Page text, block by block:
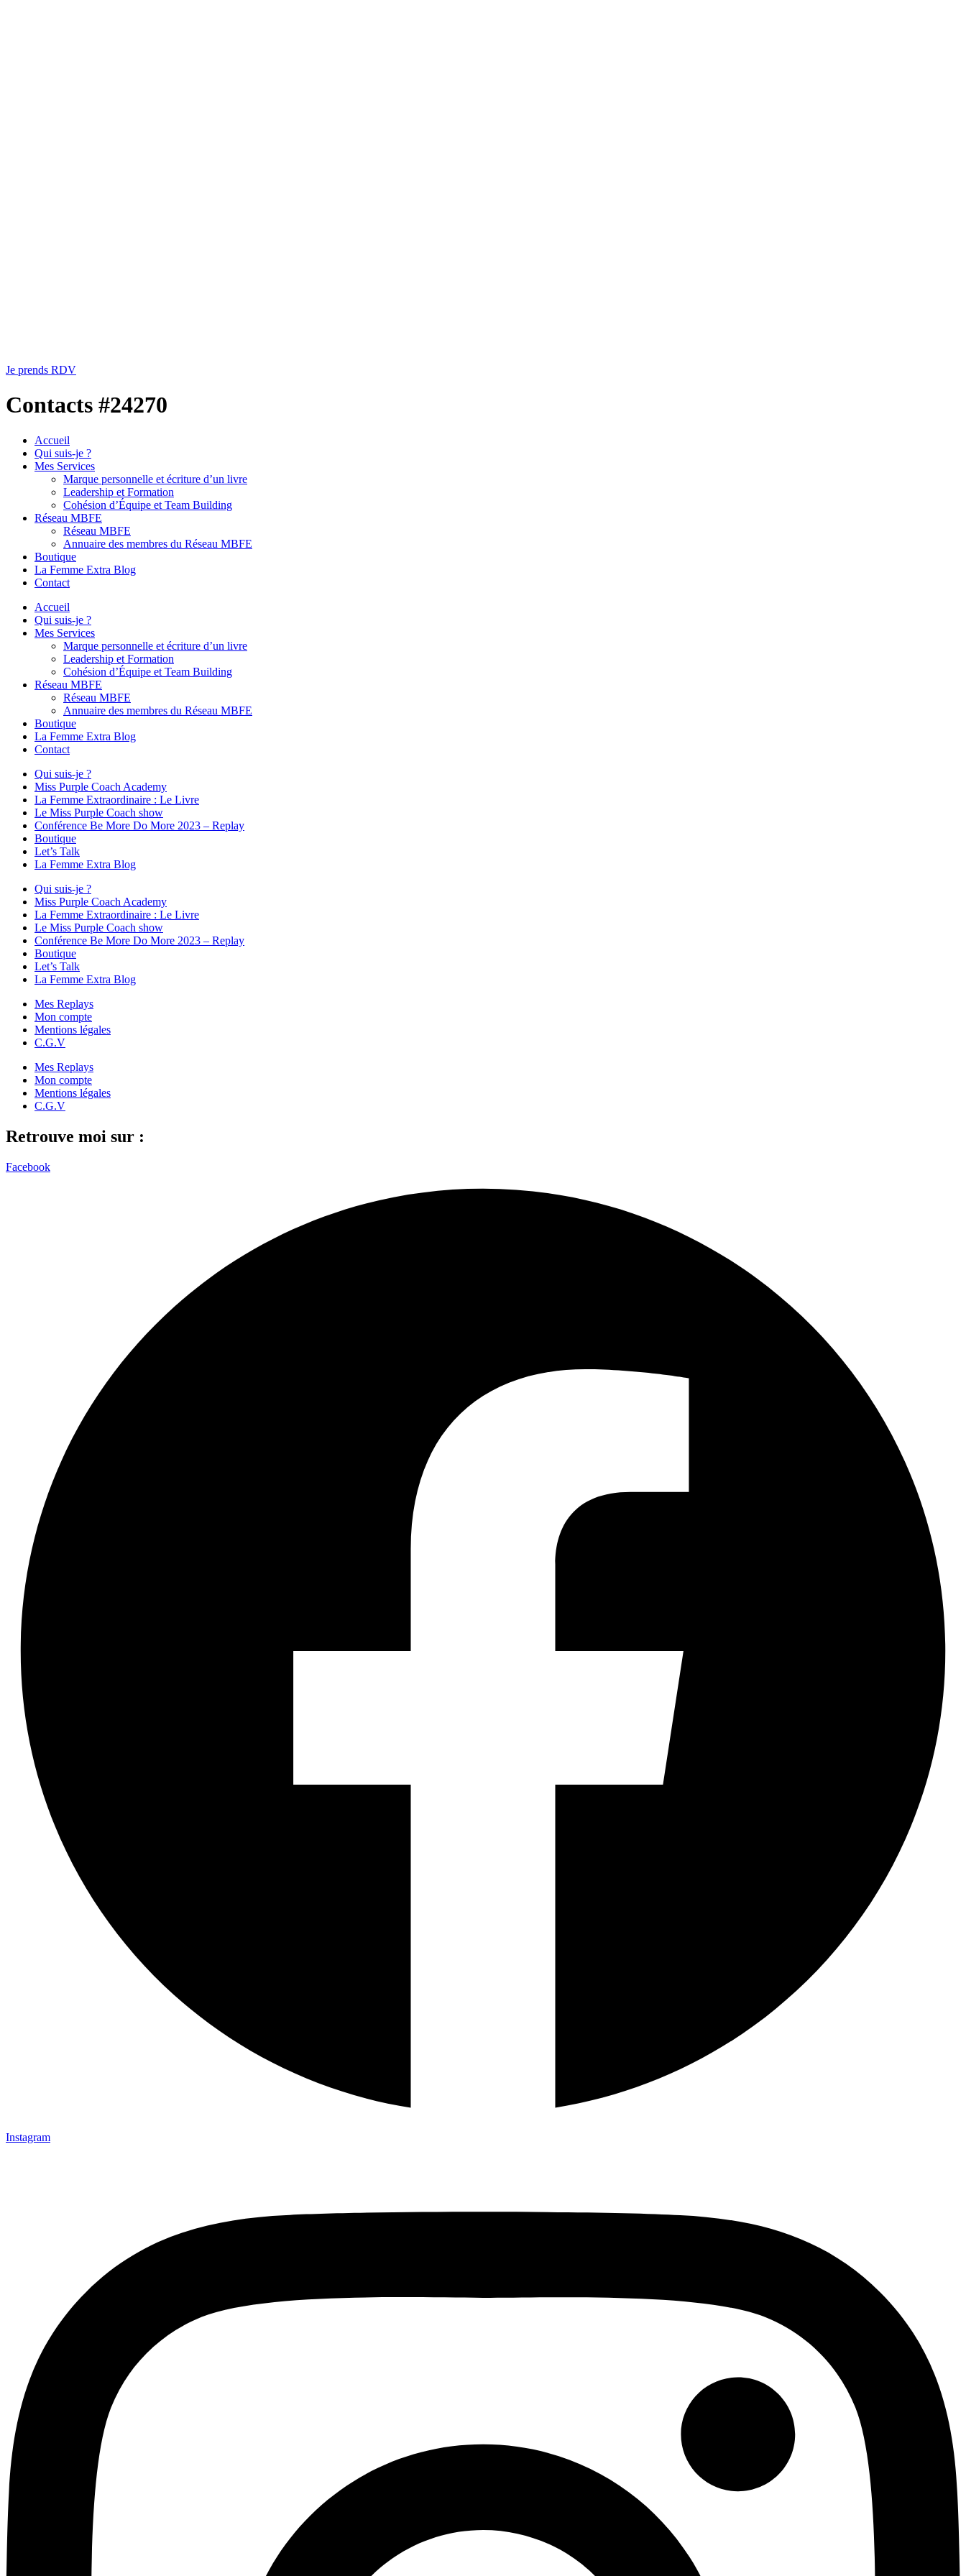
Je prends RDV
Contacts #24270
Accueil
Qui suis-je ?
Mes Services
Marque personnelle et écriture d’un livre
Leadership et Formation
Cohésion d’Équipe et Team Building
Réseau MBFE
Réseau MBFE
Annuaire des membres du Réseau MBFE
Boutique
La Femme Extra Blog
Contact
Accueil
Qui suis-je ?
Mes Services
Marque personnelle et écriture d’un livre
Leadership et Formation
Cohésion d’Équipe et Team Building
Réseau MBFE
Réseau MBFE
Annuaire des membres du Réseau MBFE
Boutique
La Femme Extra Blog
Contact
Qui suis-je ?
Miss Purple Coach Academy
La Femme Extraordinaire : Le Livre
Le Miss Purple Coach show
Conférence Be More Do More 2023 – Replay
Boutique
Let’s Talk
La Femme Extra Blog
Qui suis-je ?
Miss Purple Coach Academy
La Femme Extraordinaire : Le Livre
Le Miss Purple Coach show
Conférence Be More Do More 2023 – Replay
Boutique
Let’s Talk
La Femme Extra Blog
Mes Replays
Mon compte
Mentions légales
C.G.V
Mes Replays
Mon compte
Mentions légales
C.G.V
Retrouve moi sur :
Facebook
Instagram